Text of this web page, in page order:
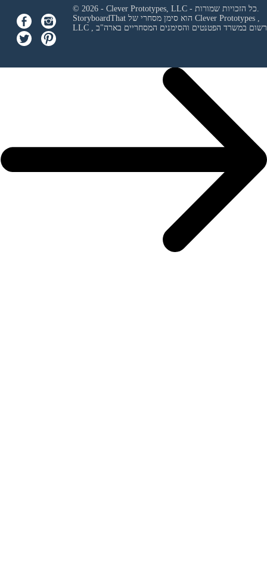
© 2026 - Clever Prototypes, LLC - כל הזכויות שמורות.
Clever Prototypes ,
LLC
ורשום במשרד הפטנטים והסימנים המסחריים בארה"ב